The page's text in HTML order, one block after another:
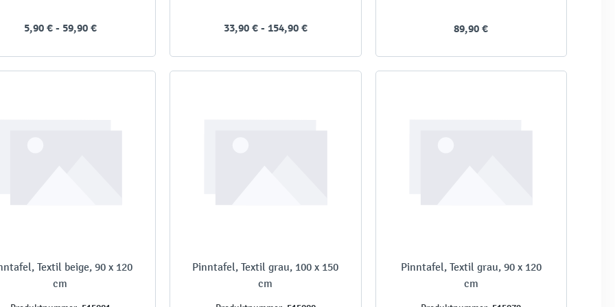
5,90 € - 59,90 € 33,90 € - 154,90 € 89,90 €
Textil beige, 90 x 120
cm
Pinntafel, Textil grau, 100 x 150
cm
Pinntafel, Textil grau, 90 x 120
cm